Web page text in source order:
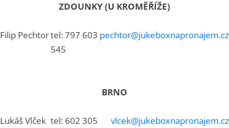
ZDOUNKY (U KROMĚŘÍŽE)
Filip Pechtortel: 797 603
545
pechtor@jukeboxnapronajem.cz
BRNO
Lukáš Vlček tel: 602 305
vlcek@jukeboxnapronajem.cz